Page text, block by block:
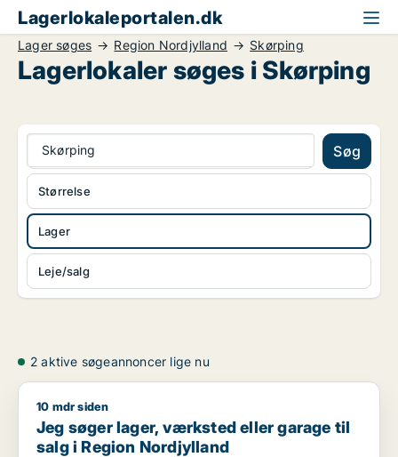
Lagerlokaleportalen.dk
Lager søges Region Nordjylland Skørping
Lagerlokaler søges i Skørping
Skørping Søg
Lager
Leje/salg
Størrelse
2 aktive søgeannoncer lige nu
Jeg søger lager, værksted eller garage til salg i Region
10 mdr siden
Jeg søger lager, værksted eller garage til
salg i Region Nordjylland